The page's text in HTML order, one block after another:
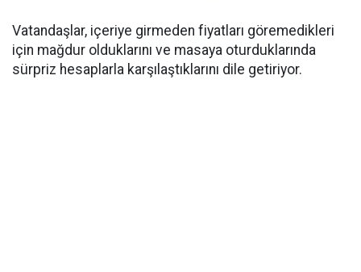
Vatandaşlar, içeriye girmeden fiyatları göremedikleri
için mağdur olduklarını ve masaya oturduklarında
sürpriz hesaplarla karşılaştıklarını dile getiriyor.